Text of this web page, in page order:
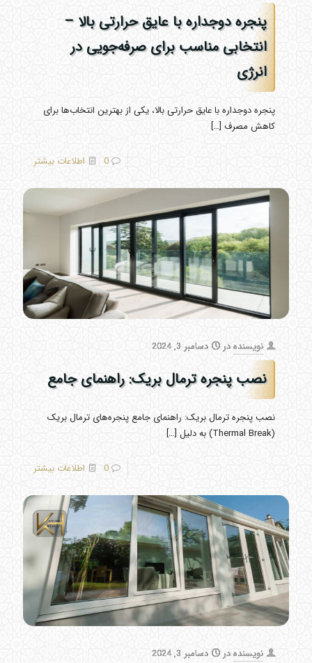
پنجره دوجداره با عایق حرارتی بالا –
انتخابی مناسب برای صرفه‌جویی در
انرژی
پنجره دوجداره با عایق حرارتی بالا، یکی از بهترین انتخاب‌ها برای
کاهش مصرف […]
0 اطلاعات بیشتر
نویسندهدر دسامبر 3, 2024
نصب پنجره ترمال بریک: راهنمای جامع
نصب پنجره ترمال بریک: راهنمای جامع پنجره‌های ترمال بریک
(Thermal Break) به دلیل
[…]
0 اطلاعات بیشتر
نویسندهدر دسامبر 3, 2024